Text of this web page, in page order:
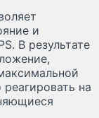
и
В результате
на